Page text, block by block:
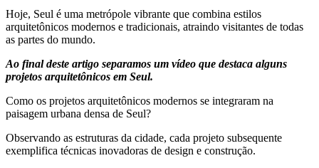
Hoje, Seul é uma metrópole vibrante que combina estilos
arquitetônicos modernos e tradicionais, atraindo visitantes de todas
as partes do mundo.
Ao final deste artigo separamos um vídeo que destaca alguns
projetos arquitetônicos em Seul.
Como os projetos arquitetônicos modernos se integraram na
paisagem urbana densa de Seul?
Observando as estruturas da cidade, cada projeto subsequente
exemplifica técnicas inovadoras de design e construção.